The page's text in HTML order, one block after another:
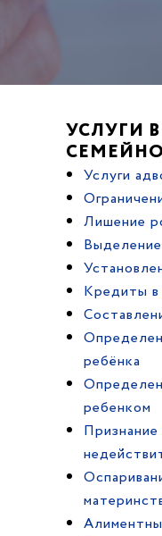
УСЛУГИ
Услуги
Лишение
Кредиты в
ребёнка
ребенком
Признание